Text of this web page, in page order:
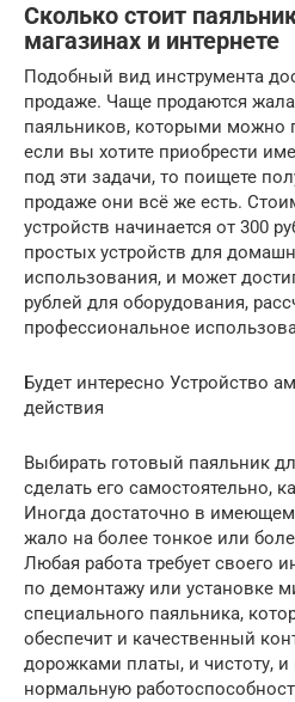
Сколько стоит
магазинах и интернете
Подобный вид инструмента
продаже. Чаще продаются
паяльников, которыми можно
если вы хотите приобрести
под эти задачи, то поищете
продаже они всё же есть.
устройств начинается от 300
простых устройств для
использования, и может
рублей для оборудования,
профессиональное
Будет интересно Устройство
действия
Выбирать готовый паяльник
сделать его самостоятельно,
Иногда достаточно в
жало на более тонкое или
Любая работа требует своего
по демонтажу или установке
специального паяльника,
обеспечит и качественный
дорожками платы, и чистоту, и
нормальную